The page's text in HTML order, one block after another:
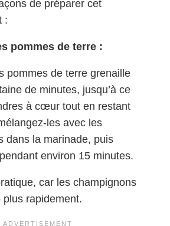
de préparer cet
:
pommes de terre :
pommes de terre grenaille
de minutes, jusqu’à ce
à cœur tout en restant
les avec les
dans la marinade, puis
environ 15 minutes.
car les champignons
rapidement.